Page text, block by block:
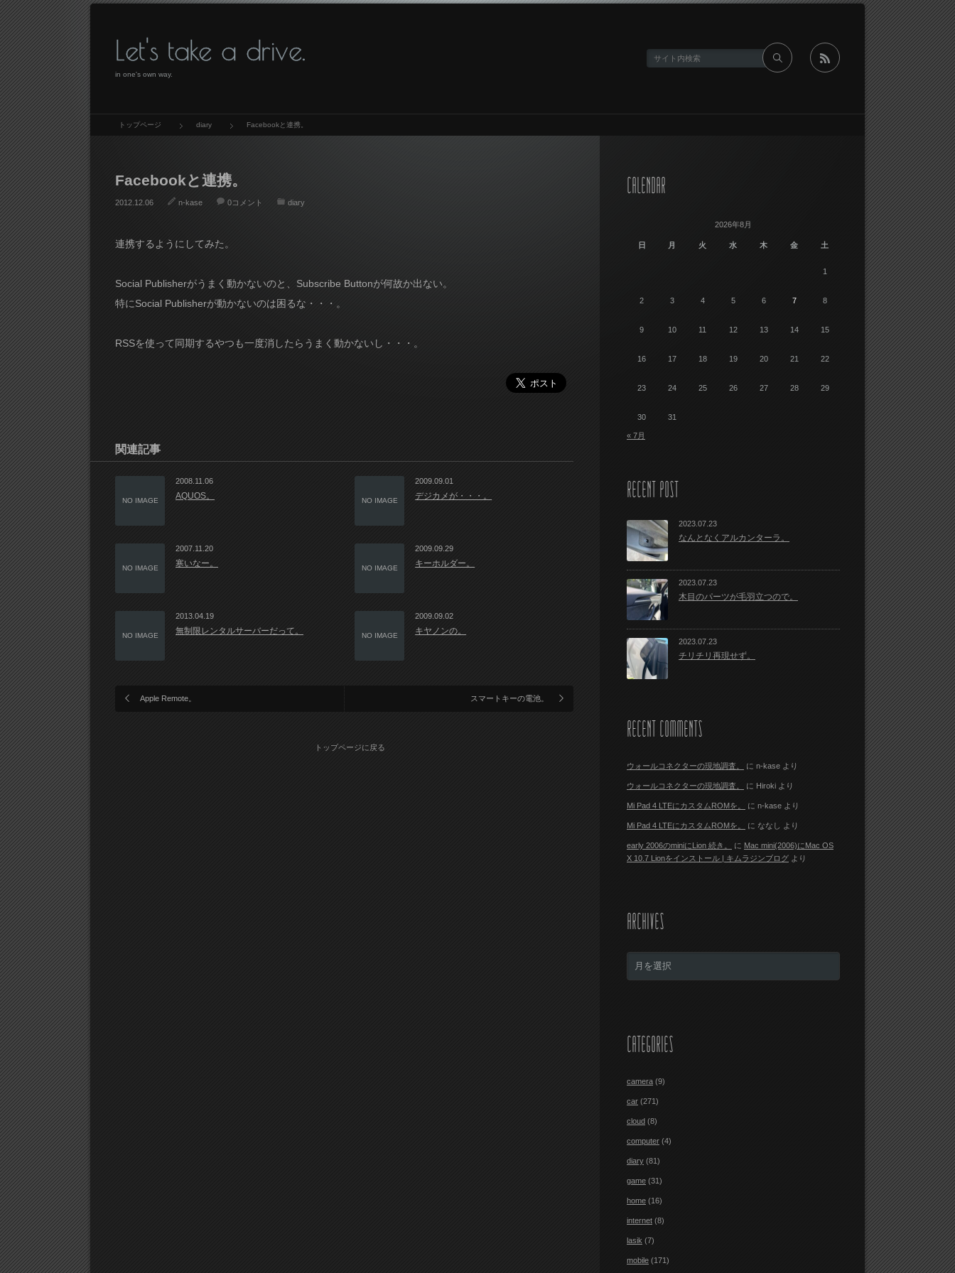
Let's take a drive.
in one's own way.
トップページ diary Facebookと連携。
Facebookと連携。
2012.12.06 n-kase 0コメント diary
連携するようにしてみた。
Social Publisherがうまく動かないのと、Subscribe Buttonが何故か出ない。
特にSocial Publisherが動かないのは困るな・・・。
RSSを使って同期するやつも一度消したらうまく動かないし・・・。
関連記事
NO IMAGE
2008.11.06
AQUOS。 NO IMAGE
2009.09.01
デジカメが・・・。
NO IMAGE
2007.11.20
寒いなー。 NO IMAGE
2009.09.29
キーホルダー。
NO IMAGE
2013.04.19
無制限レンタルサーバーだって。 NO IMAGE
2009.09.02
キヤノンの。
Apple Remote。 スマートキーの電池。
トップページに戻る
CALENDAR
2026年8月
日 月 火 水 木 金 土
1
2 3 4 5 6 7 8
9 10 11 12 13 14 15
16 17 18 19 20 21 22
23 24 25 26 27 28 29
30 31
« 7月
RECENT POST
2023.07.23
なんとなくアルカンターラ。
2023.07.23
木目のパーツが毛羽立つので。
2023.07.23
チリチリ再現せず。
RECENT COMMENTS
ウォールコネクターの現地調査。 に n-kase より
ウォールコネクターの現地調査。 に Hiroki より
Mi Pad 4 LTEにカスタムROMを。 に n-kase より
Mi Pad 4 LTEにカスタムROMを。 に ななし より
early 2006のminiにLion 続き。 に Mac mini(2006)にMac OS
X 10.7 Lionをインストール | キムラジンブログ より
ARCHIVES
CATEGORIES
camera (9)
car (271)
cloud (8)
computer (4)
diary (81)
game (31)
home (16)
internet (8)
lasik (7)
mobile (171)